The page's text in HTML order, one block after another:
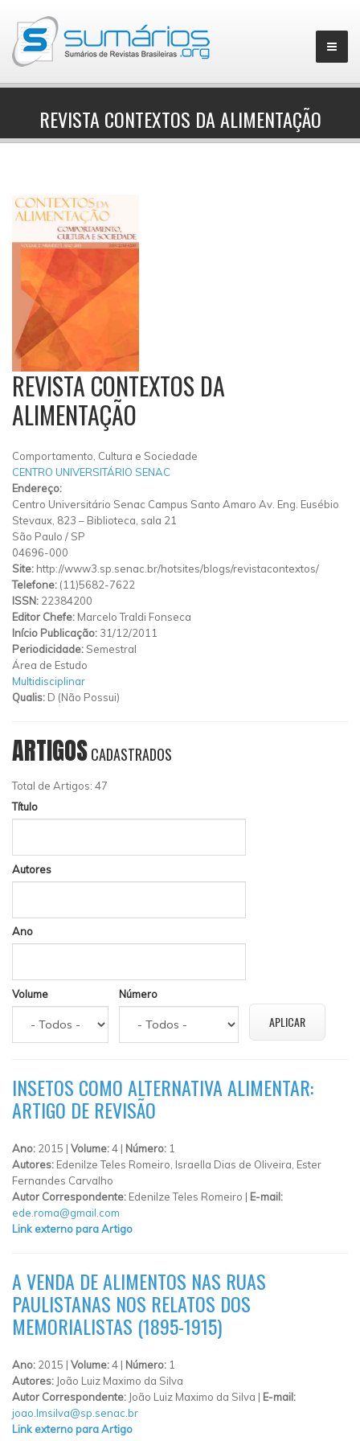
▼
REVISTA CONTEXTOS DA ALIMENTAÇÃO
REVISTA CONTEXTOS DA
ALIMENTAÇÃO
Comportamento, Cultura e Sociedade
CENTRO UNIVERSITÁRIO SENAC
Endereço:
Centro Universitário Senac Campus Santo Amaro Av. Eng. Eusébio
Stevaux, 823 – Biblioteca, sala 21
São Paulo / SP
04696-000
Site: http://www3.sp.senac.br/hotsites/blogs/revistacontextos/
Telefone: (11)5682-7622
ISSN: 22384200
Editor Chefe: Marcelo Traldi Fonseca
Início Publicação: 31/12/2011
Periodicidade: Semestral
Área de Estudo
Multidisciplinar
Qualis: D (Não Possui)
ARTIGOSCADASTRADOS
Total de Artigos: 47
Título
Autores
Ano
Volume Número
INSETOS COMO ALTERNATIVA ALIMENTAR:
ARTIGO DE REVISÃO
Ano: 2015 | Volume:4 | Número: 1
Autores: Edenilze Teles Romeiro, Israella Dias de Oliveira, Ester
Fernandes Carvalho
Autor Correspondente: Edenilze Teles Romeiro | E-mail:
ede.roma@gmail.com
Link externo para Artigo
A VENDA DE ALIMENTOS NAS RUAS
PAULISTANAS NOS RELATOS DOS
MEMORIALISTAS (1895-1915)
Ano: 2015 | Volume:4 | Número: 1
Autores: João Luiz Maximo da Silva
Autor Correspondente: João Luiz Maximo da Silva | E-mail:
joao.lmsilva@sp.senac.br
Link externo para Artigo